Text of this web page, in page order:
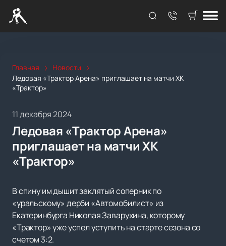
Главная
Новости
Ледовая «Трактор Арена» приглашает на матчи ХК
«Трактор»
11 декабря 2024
Ледовая «Трактор Арена»
приглашает на матчи ХК
«Трактор»
В спину им дышит заклятый соперник по
«уральскому» дерби «Автомобилист» из
Екатеринбурга Николая Заварухина, которому
«Трактор» уже успел уступить на старте сезона со
счетом 3:2.